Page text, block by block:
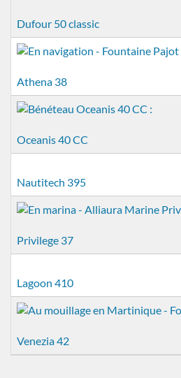
Dufour 50 classic
Athena 38
Oceanis 40 CC
Nautitech 395
Privilege 37
Lagoon 410
Venezia 42